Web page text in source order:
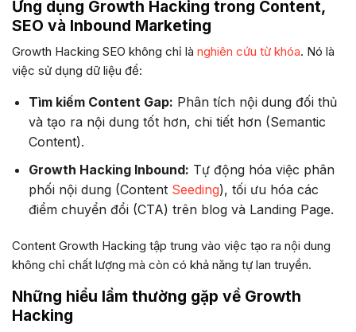
Ứng dụng Growth Hacking trong Content,
SEO và Inbound Marketing
Growth Hacking SEO không chỉ là nghiên cứu từ khóa. Nó là
việc sử dụng dữ liệu để:
Tìm kiếm Content Gap: Phân tích nội dung đối thủ
và tạo ra nội dung tốt hơn, chi tiết hơn (Semantic
Content).
Growth Hacking Inbound: Tự động hóa việc phân
phối nội dung (Content Seeding), tối ưu hóa các
điểm chuyển đổi (CTA) trên blog và Landing Page.
Content Growth Hacking tập trung vào việc tạo ra nội dung
không chỉ chất lượng mà còn có khả năng tự lan truyền.
Những hiểu lầm thường gặp về Growth
Hacking